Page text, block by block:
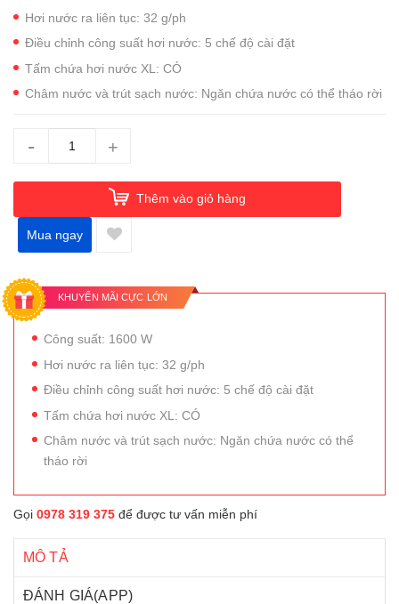
Hơi nước ra liên tục: 32 g/ph
Điều chỉnh công suất hơi nước: 5 chế độ cài đặt
Tấm chứa hơi nước XL: CÓ
Châm nước và trút sạch nước: Ngăn chứa nước có thể tháo rời
- +
Thêm vào giỏ hàng
Mua ngay
KHUYẾN MÃI CỰC LỚN
Công suất: 1600 W
Hơi nước ra liên tục: 32 g/ph
Điều chỉnh công suất hơi nước: 5 chế độ cài đặt
Tấm chứa hơi nước XL: CÓ
Châm nước và trút sạch nước: Ngăn chứa nước có thể
tháo rời
Gọi 0978 319 375 để được tư vấn miễn phí
MÔ TẢ
ĐÁNH GIÁ(APP)